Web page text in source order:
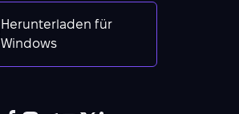
Herunterladen für
Windows